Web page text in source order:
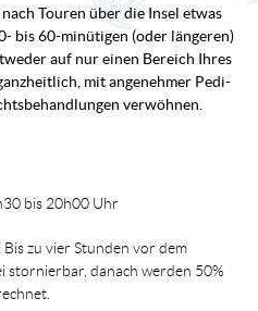
Touren über die Insel etwas
bis 60-minütigen (oder längeren)
auf nur einen Bereich Ihres
mit angenehmer Pedi-
verwöhnen.
bis 20h00 Uhr
Bis zu vier Stunden vor dem
stornierbar, danach werden 50%